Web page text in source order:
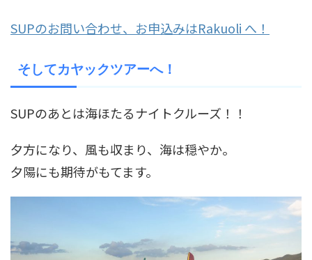
SUPのお問い合わせ、お申込みはRakuoli へ！
そしてカヤックツアーへ！
SUPのあとは海ほたるナイトクルーズ！！
夕方になり、風も収まり、海は穏やか。
夕陽にも期待がもてます。